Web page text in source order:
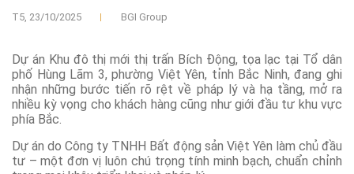
T5, 23/10/2025 BGI Group
Dự án Khu đô thị mới thị trấn Bích Động, tọa lạc tại Tổ dân
phố Hùng Lãm 3, phường Việt Yên, tỉnh Bắc Ninh, đang ghi
nhận những bước tiến rõ rệt về pháp lý và hạ tầng, mở ra
nhiều kỳ vọng cho khách hàng cũng như giới đầu tư khu vực
phía Bắc.
Dự án do Công ty TNHH Bất động sản Việt Yên làm chủ đầu
tư – một đơn vị luôn chú trọng tính minh bạch, chuẩn chỉnh